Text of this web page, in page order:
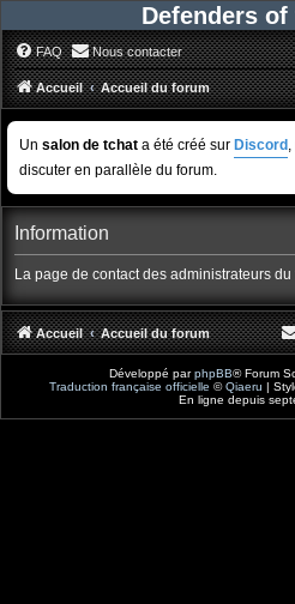
Defenders
FAQ Nous contacter
Accueil Accueil du forum
Un salon de tchat a été créé sur Discord
discuter en parallèle du forum.
Information
La page de contact des administrateurs
Accueil Accueil du forum
Développé parphpBB® Forum
Traduction française officielle ©Qiaeru |
En ligne depuis